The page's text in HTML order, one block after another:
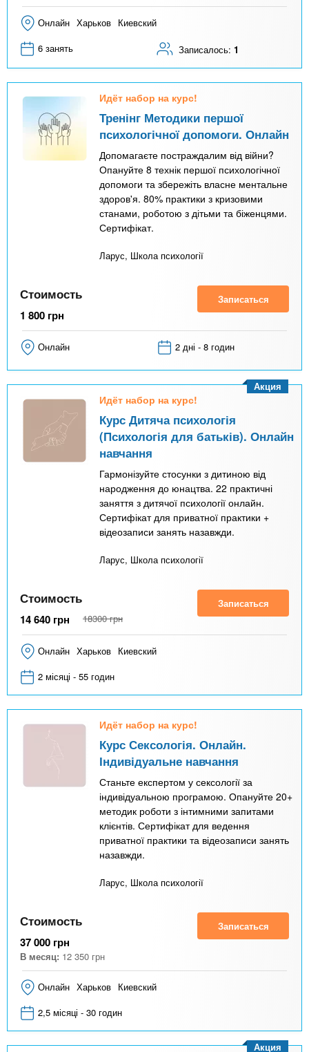
Онлайн Харьков Киевский
6 занять
Записалось: 1
Идёт набор на курс!
Тренінг Методики першої
психологічної допомоги. Онлайн
Допомагаєте постраждалим від війни?
Опануйте 8 технік першої психологічної
допомоги та збережіть власне ментальне
здоров'я. 80% практики з кризовими
станами, роботою з дітьми та біженцями.
Сертифікат.
Ларус, Школа психології
Стоимость
1 800 грн
Записаться
Онлайн 2 дні - 8 годин
Идёт набор на курс!
Курс Дитяча психологія
(Психологія для батьків). Онлайн
навчання
Гармонізуйте стосунки з дитиною від
народження до юнацтва. 22 практичні
заняття з дитячої психології онлайн.
Сертифікат для приватної практики +
відеозаписи занять назавжди.
Ларус, Школа психології
Акция
Стоимость
14 640 грн 18300 грн
Записаться
Онлайн Харьков Киевский
2 місяці - 55 годин
Идёт набор на курс!
Курс Сексологія. Онлайн.
Індивідуальне навчання
Станьте експертом у сексології за
індивідуальною програмою. Опануйте 20+
методик роботи з інтимними запитами
клієнтів. Сертифікат для ведення
приватної практики та відеозаписи занять
назавжди.
Ларус, Школа психології
Стоимость
37 000 грн
В месяц: 12 350 грн
Записаться
Онлайн Харьков Киевский
2,5 місяці - 30 годин
Акция